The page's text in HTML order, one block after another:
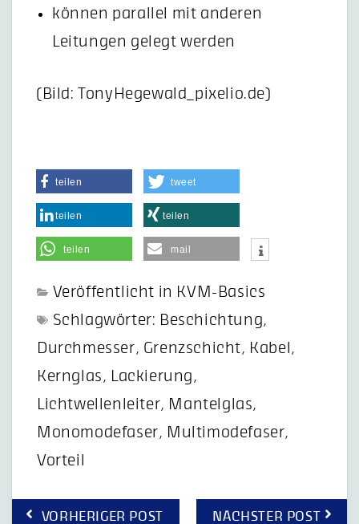
können parallel mit anderen
Leitungen gelegt werden
(Bild: TonyHegewald_pixelio.de)
teilen tweet
teilen teilen
teilen mail
Veröffentlicht in KVM-Basics
Schlagwörter: Beschichtung,
Durchmesser, Grenzschicht, Kabel ,
Kernglas , Lackierung ,
Lichtwellenleiter, Mantelglas,
Monomodefaser, Multimodefaser,
Vorteil
Beitragsnavigation
VORHERIGER POST NÄCHSTER POST